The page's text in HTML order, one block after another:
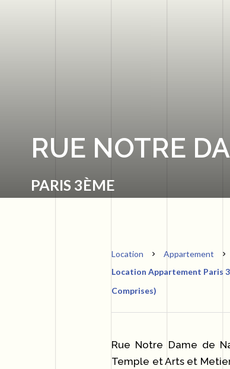
RUE NOTRE
PARIS 3ÈME
Location
Appartement
Location Appartement Paris
Comprises)
Rue Notre Dame de
Temple et Arts et